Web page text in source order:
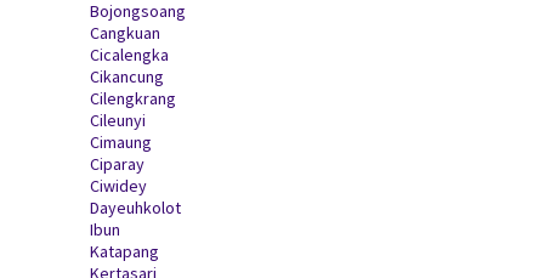
Bojongsoang
Cangkuan
Cicalengka
Cikancung
Cilengkrang
Cileunyi
Cimaung
Ciparay
Ciwidey
Dayeuhkolot
Ibun
Katapang
Kertasari